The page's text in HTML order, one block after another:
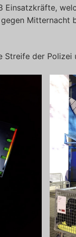
Einsatzkräfte,
Mitternacht
Streife der Polizei